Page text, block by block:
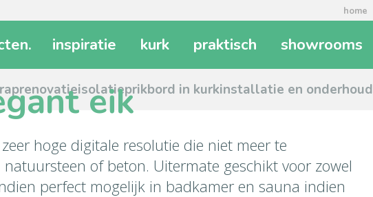
home
.
isolatieprikbord in kurkinstallatie en onderhoud
inspiratie kurk praktisch showrooms
eik
hoge digitale resolutie die niet meer te
of beton. Uitermate geschikt voor zowel
perfect mogelijk in badkamer en sauna indien